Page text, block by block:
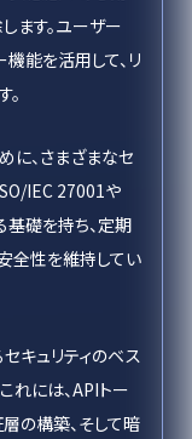
ます。ユーザー
能を活用して、リ
に、さまざまなセ
IEC 27001や
礎を持ち、定期
全性を維持してい
キュリティのベス
れには、APIトー
の構築、そして暗